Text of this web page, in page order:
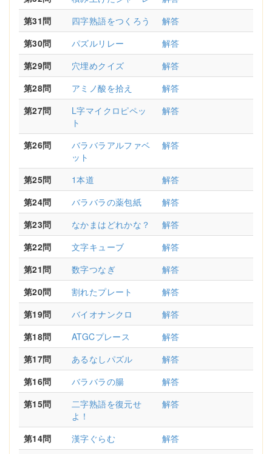
第31問
四字熟語をつくろう
解答
第30問
パズルリレー
解答
第29問
穴埋めクイズ
解答
第28問
アミノ酸を拾え
解答
第27問
L字マイクロピペッ
ト
解答
第26問
バラバラアルファベ
ット
解答
第25問 1本道
解答
第24問
バラバラの薬包紙
解答
第23問
なかまはどれかな？
解答
第22問
文字キューブ
解答
第21問
数字つなぎ
解答
第20問
割れたプレート
解答
第19問
バイオナンクロ
解答
第18問
ATGCプレース
解答
第17問
あるなしパズル
解答
第16問
バラバラの腸
解答
第15問
二字熟語を復元せ
よ！
解答
第14問 漢字ぐらむ
解答